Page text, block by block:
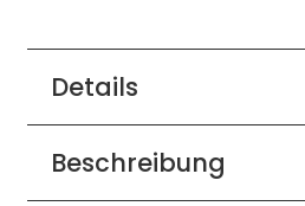
Details
Beschreibung